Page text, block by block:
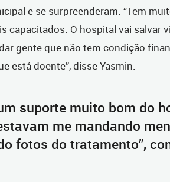
e se surpreenderam. “Tem
capacitados. O hospital vai salvar
gente que não tem condição
está doente”, disse Yasmin.
suporte muito bom do
me mandando
fotos do tratamento”,